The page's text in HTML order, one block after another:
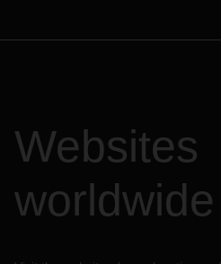
Websites
worldwide